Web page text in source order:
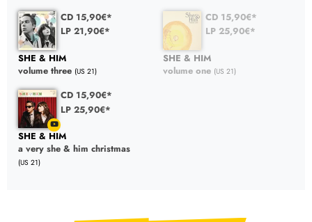
CD 15,90€*
LP 21,90€*
SHE & HIM
volume three (US 21)
CD 15,90€*
LP 25,90€*
SHE & HIM
volume one (US 21)
CD 15,90€*
LP 25,90€*
SHE & HIM
a very she & him christmas
(US 21)